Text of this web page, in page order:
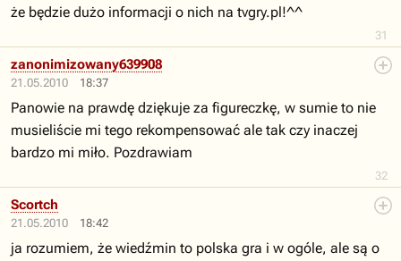
31
że będzie dużo informacji o nich na tvgry.pl!^^
21.05.2010 18:37
32
zanonimizowany639908
Panowie na prawdę dziękuje za figureczkę, w sumie to nie
musieliście mi tego rekompensować ale tak czy inaczej
bardzo mi miło. Pozdrawiam
21.05.2010 18:42
Scortch
ja rozumiem, że wiedźmin to polska gra i w ogóle, ale są o